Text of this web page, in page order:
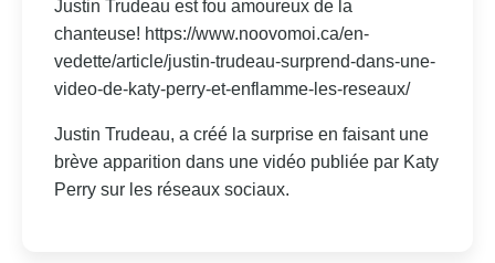
Justin Trudeau est fou amoureux de la
chanteuse! https://www.noovomoi.ca/en-
vedette/article/justin-trudeau-surprend-dans-une-
video-de-katy-perry-et-enflamme-les-reseaux/
Justin Trudeau, a créé la surprise en faisant une
brève apparition dans une vidéo publiée par Katy
Perry sur les réseaux sociaux.